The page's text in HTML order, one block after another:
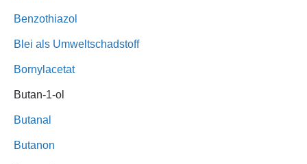
Benzothiazol
Blei als Umweltschadstoff
Bornylacetat
Butan-1-ol
Butanal
Butanon